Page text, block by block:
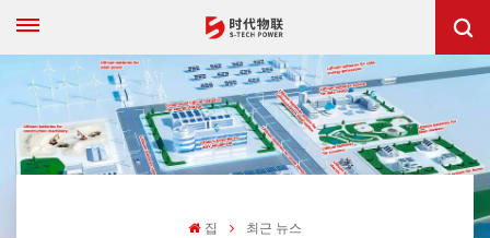
집 최근 뉴스